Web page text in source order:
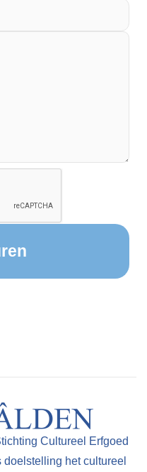
Cultureel Erfgoed
het cultureel